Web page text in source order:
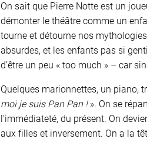
On sait que Pierre Notte est un
démonter le théâtre comme un
tourne et détourne nos
absurdes, et les enfants pas si
d’être un peu « too much » – car
Quelques marionnettes, un piano,
moi je suis Pan Pan !». On se
l’immédiateté, du présent. On
aux filles et inversement. On a la